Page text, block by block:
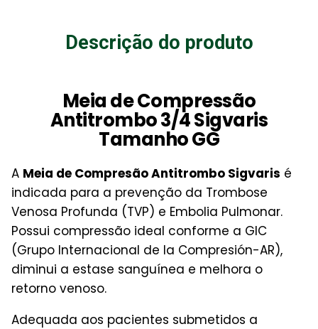
Descrição do produto
Meia de Compressão
Antitrombo 3/4 Sigvaris
Tamanho GG
A Meia de Compresão Antitrombo Sigvaris é
indicada para a prevenção da Trombose
Venosa Profunda (TVP) e Embolia Pulmonar.
Possui compressão ideal conforme a GIC
(Grupo Internacional de la Compresión-AR),
diminui a estase sanguínea e melhora o
retorno venoso.
Adequada aos pacientes submetidos a